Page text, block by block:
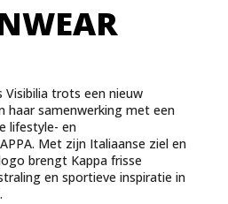
Visibilia trots een nieuw
haar samenwerking met een
lifestyle- en
Met zijn Italiaanse ziel en
brengt Kappa frisse
en sportieve inspiratie in